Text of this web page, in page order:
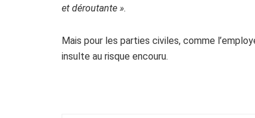
et déroutante ».
Mais pour les parties civiles, comme
insulte au risque encouru.